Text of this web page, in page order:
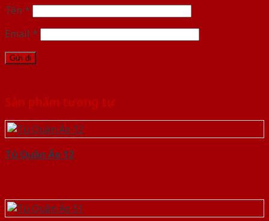
Tên *
Email *
Sản phẩm tương tự
Tủ Quần Áo 12